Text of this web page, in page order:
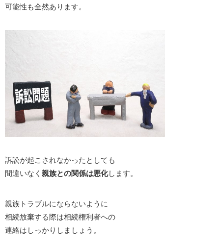
可能性も全然あります。
訴訟が起こされなかったとしても
間違いなく 親族との関係は悪化します。
親族トラブルにならないように
相続放棄する際は相続権利者への
連絡はしっかりしましょう。